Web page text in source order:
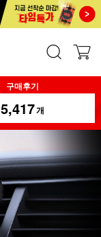
구매후기
5,417개